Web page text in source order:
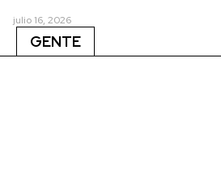
julio 16, 2026
GENTE